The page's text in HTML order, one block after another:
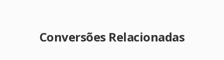
Conversões Relacionadas